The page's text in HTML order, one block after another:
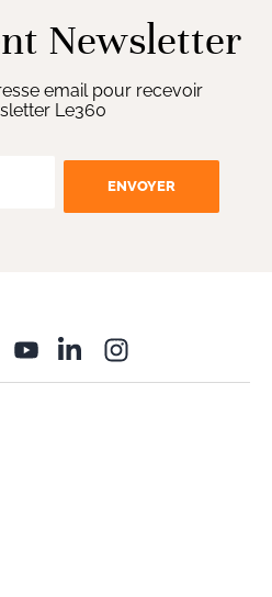
Newsletter
email pour recevoir
Le360
ENVOYER